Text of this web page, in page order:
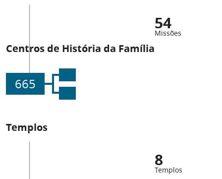
54
Missões
Centros de História da Família
665
Templos
8
Templos